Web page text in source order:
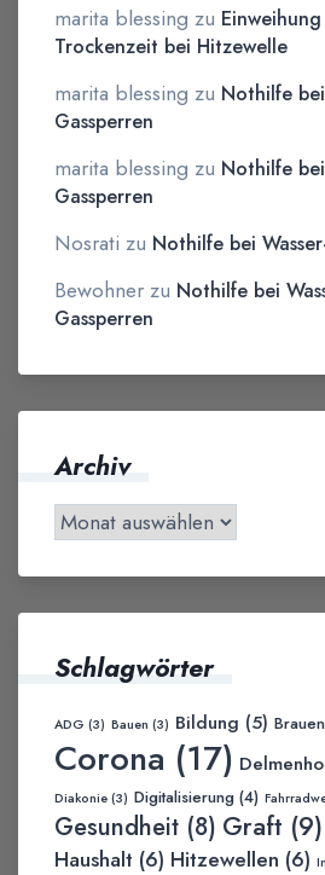
marita blessing zu
Trockenzeit bei Hitzewelle
marita blessing zu Nothilfe
Gassperren
marita blessing zu Nothilfe
Gassperren
Nosrati zu Nothilfe bei
Bewohnerzu Nothilfe bei
Gassperren
Archiv
Schlagwörter
ADG (3) Bauen (3) Bildung (5)
Corona (17)
Diakonie (3) Digitalisierung (4)
Gesundheit (8) Graft (9)
Haushalt (6) Hitzewellen (6)